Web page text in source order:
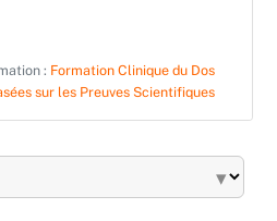
: Formation Clinique du Dos
sur les Preuves Scientifiques
▾